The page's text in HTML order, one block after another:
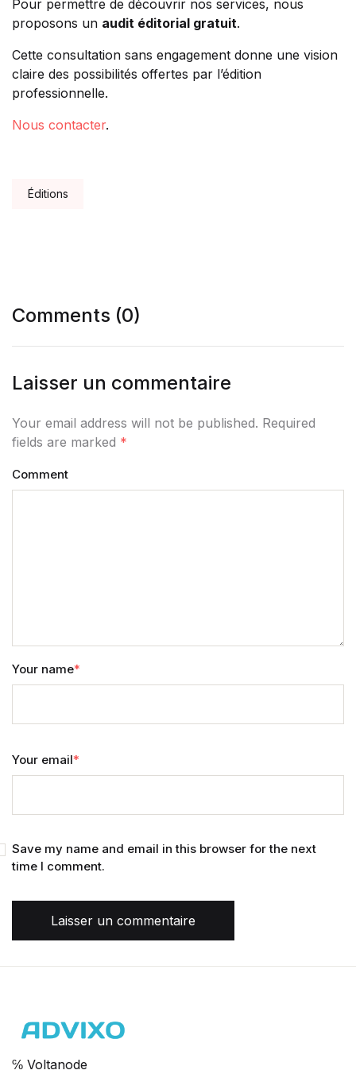
Pour permettre de découvrir nos services, nous
proposons un audit éditorial gratuit.
Cette consultation sans engagement donne une vision
claire des possibilités offertes par l’édition
professionnelle.
Nous contacter.
Tags:
Éditions
Comments (0)
Laisser un commentaire
Your email address will not be published. Required
fields are marked *
Comment
Your name*
Your email*
Save my name and email in this browser for the next
time I comment.
Laisser un commentaire
℅ Voltanode